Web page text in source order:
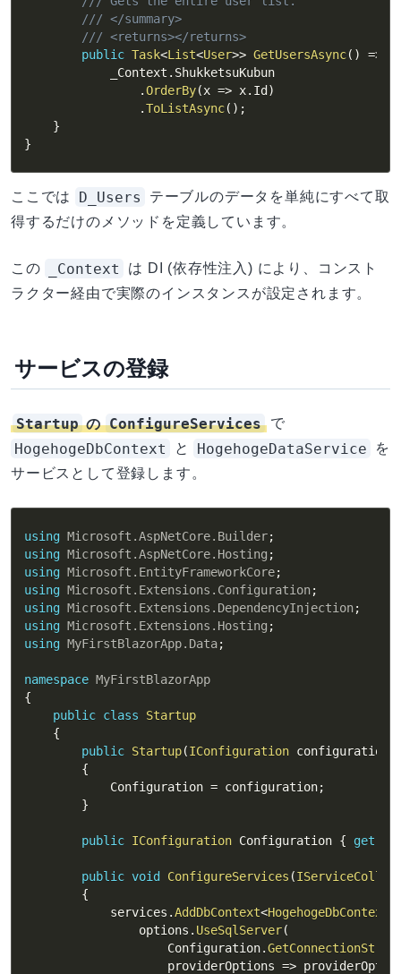
/// </summary>
/// <returns></returns>
public Task<List<User>> GetUsersAsync( )
=>
            _Context
. ShukketsuKubun
.OrderBy(x => x. Id )
.ToListAsync( ) ;
}
}
ここでは D_Users
テーブルのデータを単純にすべて取
得するだけのメソッドを定義しています。
この _Context
は DI (依存性注入) により、コンスト
ラクター経由で実際のインスタンスが設定されます。
サービスの登録
Startup の ConfigureServices で
HogehogeDbContext と HogehogeDataService
を
サービスとして登録します。
using Microsoft .AspNetCore. Builder;
using Microsoft .AspNetCore. Hosting ;
using Microsoft . EntityFrameworkCore;
using Microsoft . Extensions . Configuration;
using Microsoft . Extensions . DependencyInjection;
using Microsoft . Extensions . Hosting ;
using MyFirstBlazorApp. Data;
namespace MyFirstBlazorApp
{
public class
Startup
{
public Startup(IConfiguration configuration
{
            Configuration
= configuration;
}
public IConfiguration Configuration { get
public void ConfigureServices (
{
            services
.AddDbContext<HogehogeDbContext
                options
. UseSqlServer(
                    Configuration
.
                    providerOptions
=>